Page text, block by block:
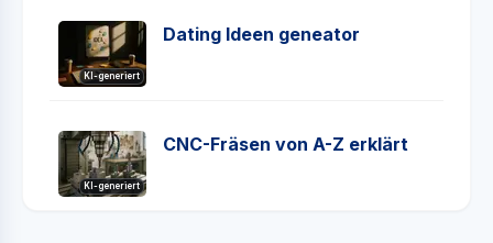
KI-generiert
Dating Ideen geneator
KI-generiert
CNC-Fräsen von A-Z erklärt